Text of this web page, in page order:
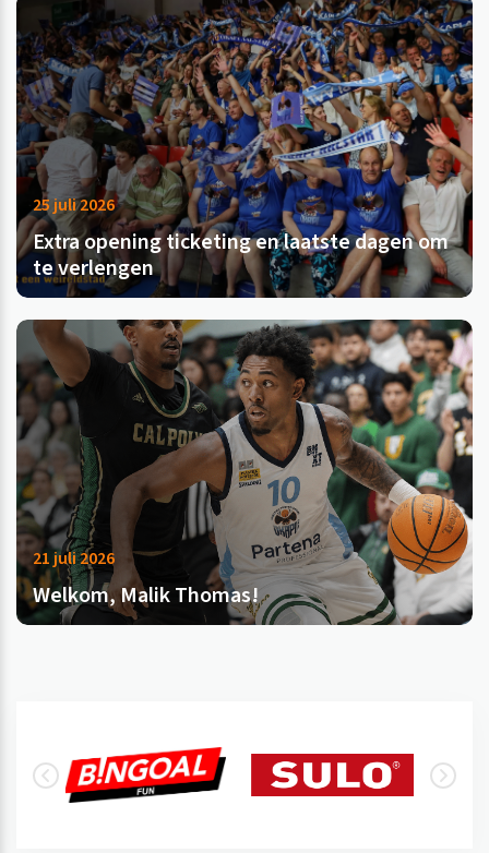
25 juli 2026
Extra opening ticketing en laatste dagen om
te verlengen
21 juli 2026
Welkom, Malik Thomas!